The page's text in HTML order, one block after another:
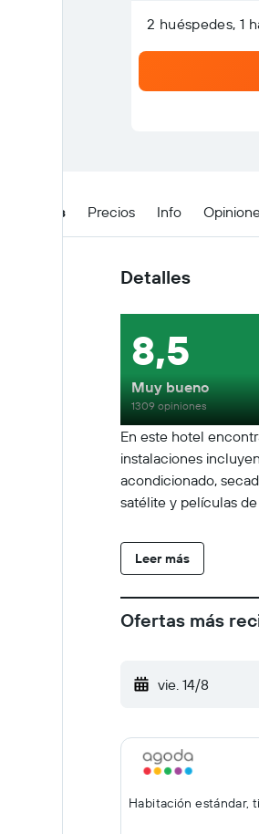
2 huéspedes, 1
Detalles Precios Info
Detalles
En este hotel
instalaciones
acondicionado,
satélite y películas
Leer más
8,5
Muy bueno
1309 opiniones
Ofertas más
vie. 14/8
Habitación estándar,